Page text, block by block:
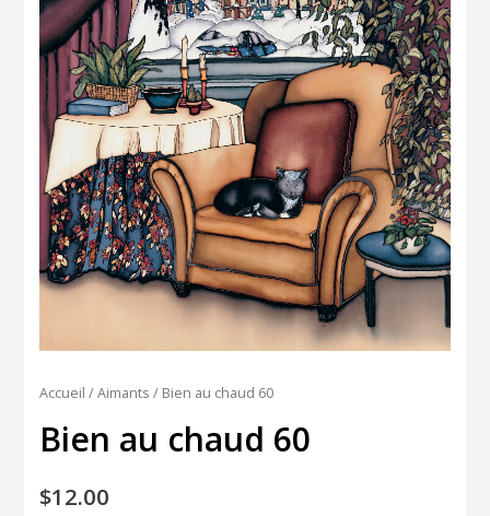
Accueil /Aimants / Bien au chaud 60
Bien au chaud 60
$12.00